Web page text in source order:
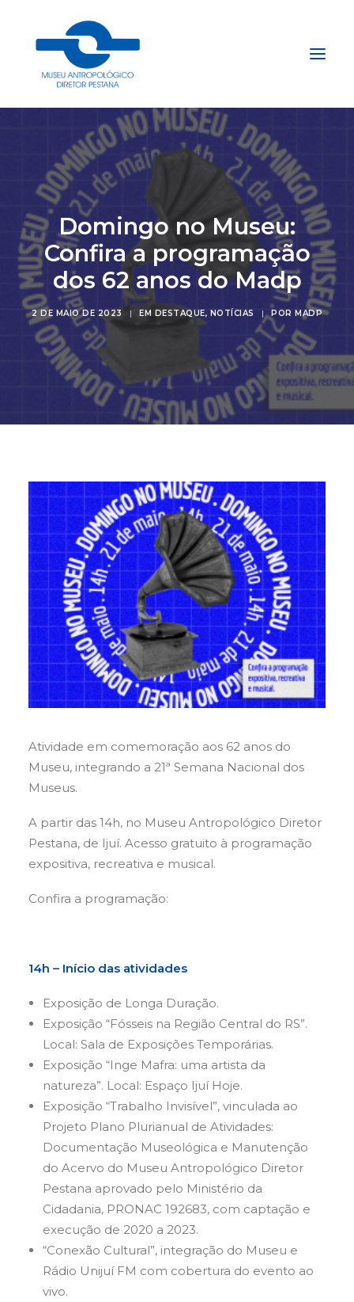
Sobre
Explore
Acervo
Apoie
Projetos
Gestão do Arquivo Fidene
Conecte
Domingo no Museu:
Confira a programação
dos 62 anos do Madp
2 DE MAIO DE 2023 | EM DESTAQUE, NOTÍCIAS | POR MADP
Atividade em comemoração aos 62 anos do
Museu, integrando a 21ª Semana Nacional dos
Museus.
A partir das 14h, no Museu Antropológico Diretor
Pestana, de Ijuí. Acesso gratuito à programação
expositiva, recreativa e musical.
Confira a programação:
14h – Início das atividades
Exposição de Longa Duração.
Exposição “Fósseis na Região Central do RS”.
Local: Sala de Exposições Temporárias.
Exposição “Inge Mafra: uma artista da
natureza”. Local: Espaço Ijuí Hoje.
Exposição “Trabalho Invisível”, vinculada ao
Projeto Plano Plurianual de Atividades:
Documentação Museológica e Manutenção
do Acervo do Museu Antropológico Diretor
Pestana aprovado pelo Ministério da
Cidadania, PRONAC 192683, com captação e
execução de 2020 a 2023.
“Conexão Cultural”, integração do Museu e
Rádio Unijuí FM com cobertura do evento ao
vivo.